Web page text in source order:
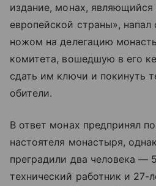
издание, монах,
европейской страны», напал
ножом на делегацию
комитета, вошедшую в его
сдать им ключи и покинуть
обители.
В ответ монах предпринял
настоятеля монастыря,
преградили два человека —
технический работник и 27-